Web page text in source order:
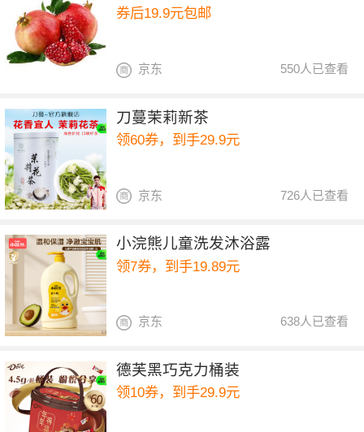
券后19.9元包邮
550人已查看
京东
刀蔓茉莉新茶
领60券，到手29.9元
726人已查看
京东
小浣熊儿童洗发沐浴露
领7券，到手19.89元
638人已查看
京东
德芙黑巧克力桶装
领10券，到手29.9元